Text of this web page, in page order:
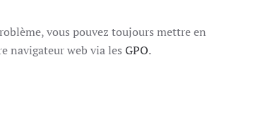
vous pouvez toujours mettre en
navigateur web via les GPO.